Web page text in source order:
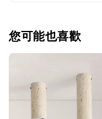
您可能也喜歡